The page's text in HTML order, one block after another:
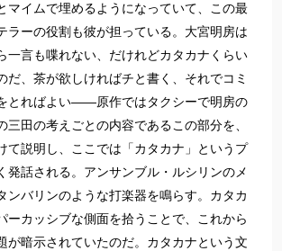
マイムで埋めるようになっていて、この最
ラーの役割も彼が担っている。大宮明房は
一言も喋れない、だけれどカタカナくらい
だ、茶が欲しければチと書く、それでコミ
とればよい――原作ではタクシーで明房の
三田の考えごとの内容であるこの部分を、
て説明し、ここでは「カタカナ」というプ
発話される。アンサンブル・ルシリンのメ
ンバリンのような打楽器を鳴らす。カタカ
ーカッシブな側面を拾うことで、これから
が暗示されていたのだ。カタカナという文